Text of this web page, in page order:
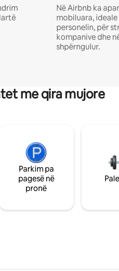
Në Airbnb ka
mobiluara,
personelin, për
kompanive dhe
shpërngulur.
me qira mujore
Parkim pa
pagesë në
pronë